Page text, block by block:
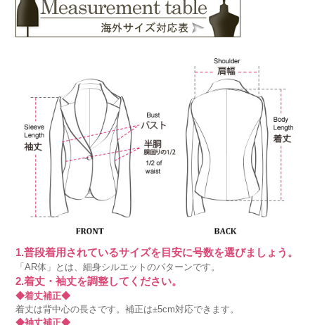
1.普段着用されているサイズを目安に号数を選びましょう。
「AR体」とは、細身シルエットのパターンです。
2.着丈・袖丈を調整してください。
◆着丈補正◆
着丈は背中心の長さです。補正は±5cm対応できます。
◆袖丈補正◆